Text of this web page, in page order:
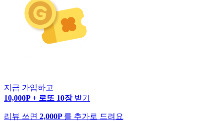
지금 가입하고
10,000P + 로또 10장 받기
리뷰 쓰면 2,000P 를 추가로 드려요